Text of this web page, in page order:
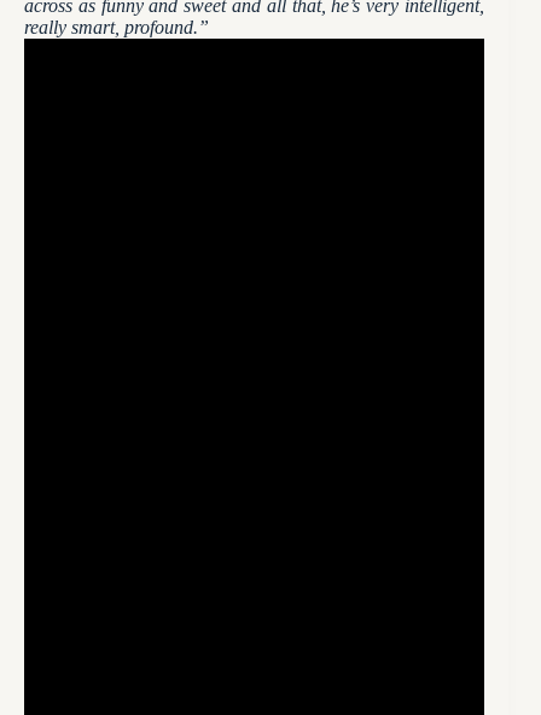
across as funny and sweet and all that, he’s very intelligent,
really smart, profound.”